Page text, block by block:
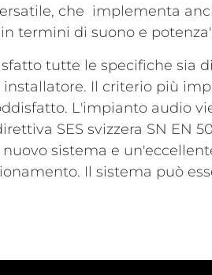
che implementa
termini di suono e
tutte le specifiche sia
Il criterio più
L'impianto audio
SES svizzera SN EN
sistema e
Il sistema può